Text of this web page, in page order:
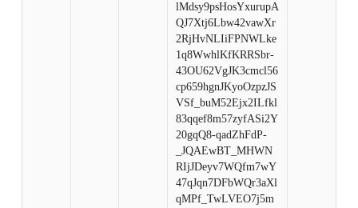
lMdsy9psHosYxurupA
QJ7Xtj6Lbw42vawXr
2RjHvNLIiFPNWLke
1q8WwhlKfKRRSbr-
43OU62VgJK3cmcl56
cp659hgnJKyoOzpzJS
VSf_buM52Ejx2ILfkl
83qqef8m57zyfASi2Y
20gqQ8-qadZhFdP-
_JQAEwBT_MHWN
RIjJDeyv7WQfm7wY
47qJqn7DFbWQr3aXl
qMPf_TwLVEO7j5m